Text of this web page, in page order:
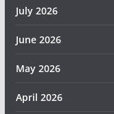
July 2026
June 2026
May 2026
April 2026